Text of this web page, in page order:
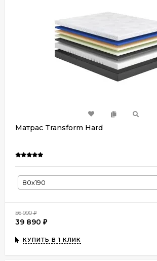
Матрас Transform Hard
80х190
56 990₽
39 890 ₽
КУПИТЬ В 1 КЛИК